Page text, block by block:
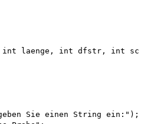
int laenge, int dfstr, int
Sie einen String ein:");